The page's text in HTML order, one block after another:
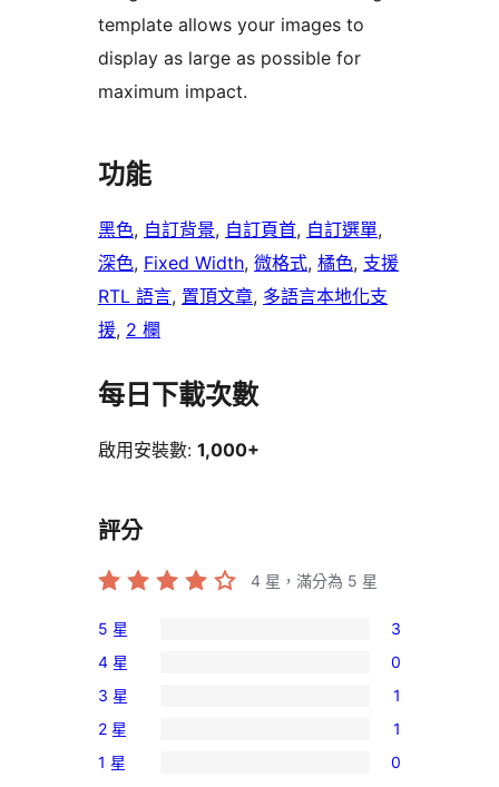
template allows your images to
display as large as possible for
maximum impact.
功能
黑色, 自訂背景, 自訂頁首, 自訂選單
深色, Fixed Width, 微格式, 橘色, 支援
RTL 語言, 置頂文章, 多語言本地化支
援, 2 欄
每日下載次數
啟用安裝數: 1,000+
評分
4 星，滿分為 5 星
3
個
5
星
使
5 星 3
0
個
4
星
4 星 0
1
個
3
3 星 1
1
個
2 星 1
0
1 星 0